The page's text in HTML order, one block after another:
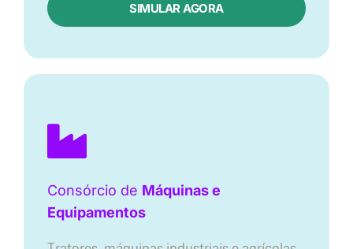
SIMULAR AGORA
Consórcio de Máquinas e
Equipamentos